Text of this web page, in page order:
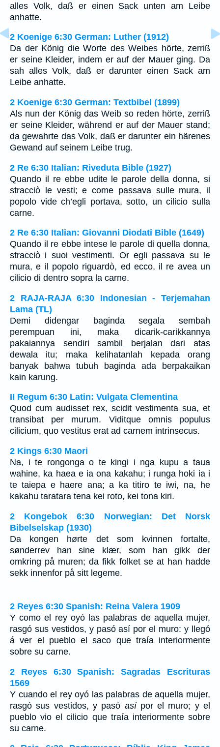
alles Volk, daß er einen Sack unten am Leibe
anhatte.
2 Koenige 6:30 German: Luther (1912)
Da der König die Worte des Weibes hörte, zerriß
er seine Kleider, indem er auf der Mauer ging. Da
sah alles Volk, daß er darunter einen Sack am
Leibe anhatte.
2 Koenige 6:30 German: Textbibel (1899)
Als nun der König das Weib so reden hörte, zerriß
er seine Kleider, während er auf der Mauer stand;
da gewahrte das Volk, daß er darunter ein härenes
Gewand auf seinem Leibe trug.
2 Re 6:30 Italian: Riveduta Bible (1927)
Quando il re ebbe udite le parole della donna, si
stracciò le vesti; e come passava sulle mura, il
popolo vide ch’egli portava, sotto, un cilicio sulla
carne.
2 Re 6:30 Italian: Giovanni Diodati Bible (1649)
Quando il re ebbe intese le parole di quella donna,
stracciò i suoi vestimenti. Or egli passava su le
mura, e il popolo riguardò, ed ecco, il re avea un
cilicio di dentro sopra la carne.
2 RAJA-RAJA 6:30 Indonesian - Terjemahan
Lama (TL)
Demi didengar baginda segala sembah
perempuan ini, maka dicarik-carikkannya
pakaiannya sendiri sambil berjalan dari atas
dewala itu; maka kelihatanlah kepada orang
banyak bahwa tubuh baginda ada berpakaikan
kain karung.
II Regum 6:30 Latin: Vulgata Clementina
Quod cum audisset rex, scidit vestimenta sua, et
transibat per murum. Viditque omnis populus
cilicium, quo vestitus erat ad carnem intrinsecus.
2 Kings 6:30 Maori
Na, i te rongonga o te kingi i nga kupu a taua
wahine, ka haea e ia ona kakahu; i runga hoki ia i
te taiepa e haere ana; a ka titiro te iwi, na, he
kakahu taratara tena kei roto, kei tona kiri.
2 Kongebok 6:30 Norwegian: Det Norsk
Bibelselskap (1930)
Da kongen hørte det som kvinnen fortalte,
sønderrev han sine klær, som han gikk der
omkring på muren; da fikk folket se at han hadde
sekk innenfor på sitt legeme.
2 Reyes 6:30 Spanish: Reina Valera 1909
Y como el rey oyó las palabras de aquella mujer,
rasgó sus vestidos, y pasó así por el muro: y llegó
á ver el pueblo el saco que traía interiormente
sobre su carne.
2 Reyes 6:30 Spanish: Sagradas Escrituras
1569
Y cuando el rey oyó las palabras de aquella mujer,
rasgó sus vestidos, y pasó asípor el muro; y el
pueblo vio el cilicio que traía interiormente sobre
su carne.